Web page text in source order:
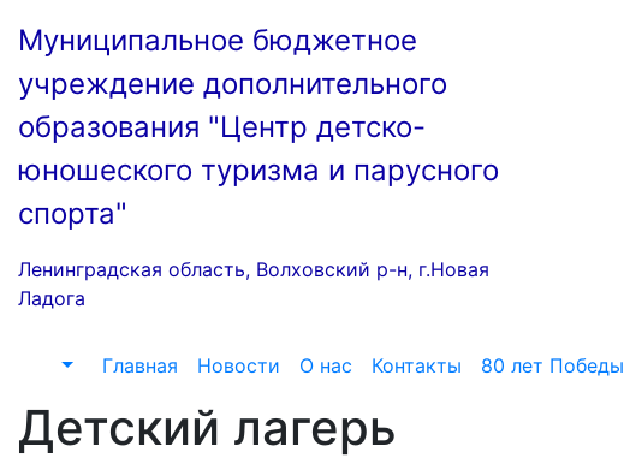
содержимому
Муниципальное бюджетное
учреждение дополнительного
образования "Центр детско-
юношеского туризма и парусного
спорта"
Ленинградская область, Волховский р-н, г.Новая
Ладога
Главная Новости О нас Контакты 80 лет Победы
Детский лагерь